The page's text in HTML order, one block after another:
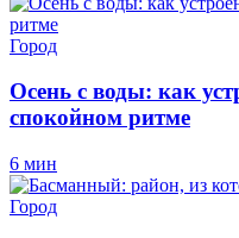
Город
Осень с воды: как
спокойном ритме
6 мин
Город